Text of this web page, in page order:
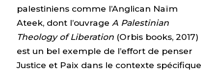
palestiniens comme l’Anglican Naïm
Ateek, dont l’ouvrage A Palestinian
Theology of Liberation(Orbis books, 2017)
est un bel exemple de l’effort de penser
Justice et Paix dans le contexte spécifique